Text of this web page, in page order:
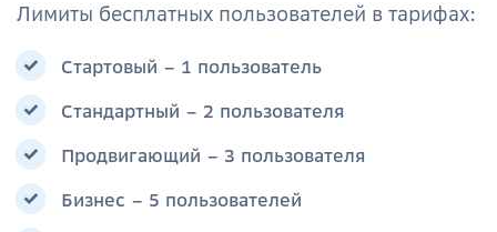
Лимиты бесплатных пользователей в тарифах:
Стартовый – 1 пользователь
Стандартный – 2 пользователя
Продвигающий – 3 пользователя
Бизнес – 5 пользователей